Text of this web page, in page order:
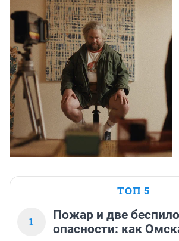
ТОП 5
1
Пожар и две
опасности: как